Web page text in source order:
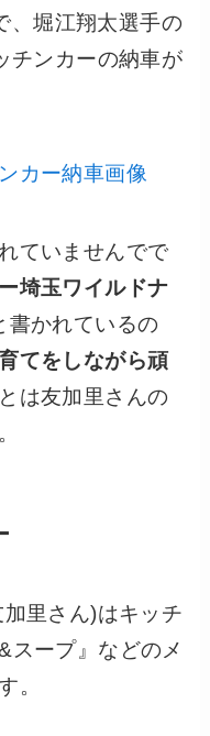
、堀江翔太選手の
チンカーの納車が
カー納車画像
ていませんでで
埼玉ワイルドナ
書かれているの
てをしながら頑
は友加里さんの
里さん)はキッチ
スープ』などのメ
。